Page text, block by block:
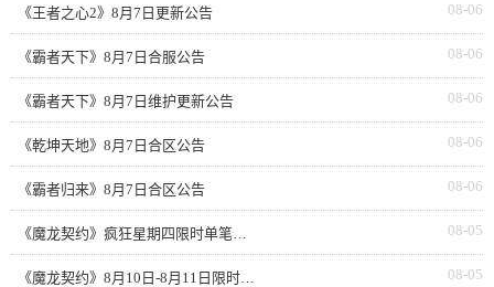
08-06
《王者之心2》8月7日更新公告
08-06
《霸者天下》8月7日合服公告
08-06
《霸者天下》8月7日维护更新公告
08-06
《乾坤天地》8月7日合区公告
08-06
《霸者归来》8月7日合区公告
08-05
《魔龙契约》疯狂星期四限时单笔返利
08-05
《魔龙契约》8月10日-8月11日限时活动累充